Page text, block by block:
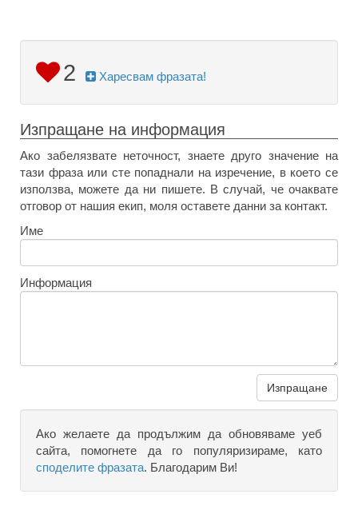
2 Харесвам фразата!
Изпращане на информация
Ако забелязвате неточност, знаете друго значение на
тази фраза или сте попаднали на изречение, в което се
използва, можете да ни пишете. В случай, че очаквате
отговор от нашия екип, моля оставете данни за контакт.
Име
Информация
Изпращане
Ако желаете да продължим да обновяваме уеб
сайта, помогнете да го популяризираме, като
споделите фразата. Благодарим Ви!